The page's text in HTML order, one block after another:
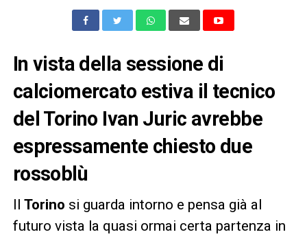
In vista della sessione di
calciomercato estiva il tecnico
del Torino Ivan Juric avrebbe
espressamente chiesto due
rossoblù
Il Torino si guarda intorno e pensa già al
futuro vista la quasi ormai certa partenza in